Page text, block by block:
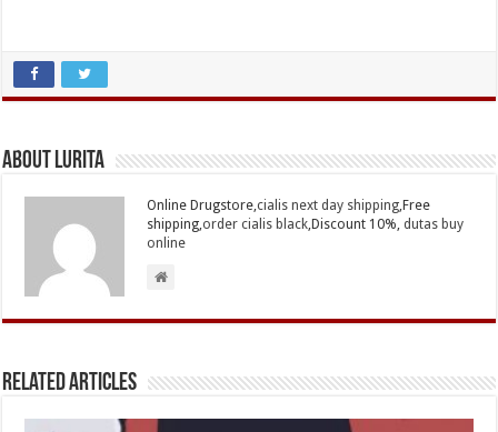
About Lurita
Online Drugstore,cialis next day shipping,Free
shipping,order cialis black,Discount 10%,dutas buy
online
Related Articles